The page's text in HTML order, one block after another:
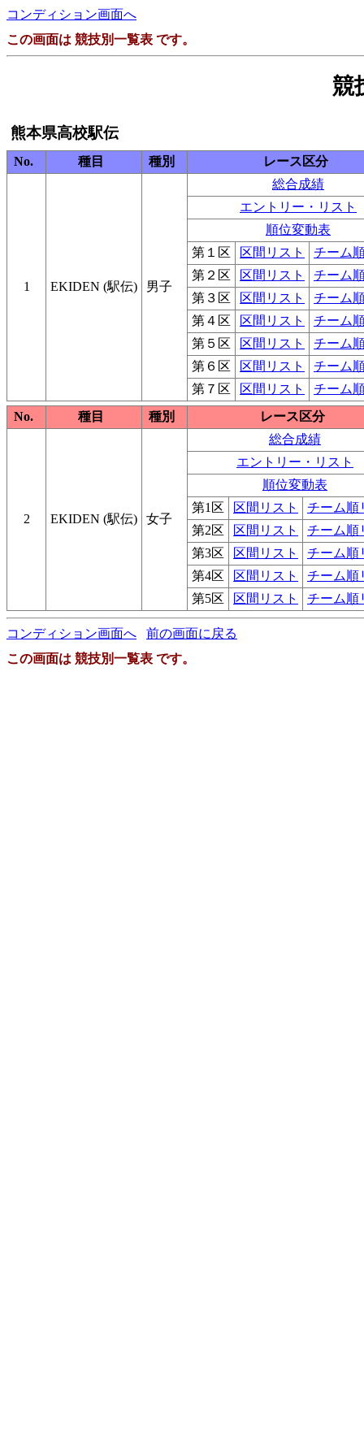
コンディション画面へ
この画面は 競技別一覧表 です。
競
熊本県高校駅伝
No. 種目 種別 レース区分
1 EKIDEN (駅伝) 男子
総合成績
エントリー・リスト
順位変動表
第１区
区間リスト
チーム
第２区
区間リスト
チーム
第３区
区間リスト
チーム
第４区
区間リスト
チーム
第５区
区間リスト
チーム
第６区
区間リスト
チーム
第７区
区間リスト
チーム
No.
種目 種別 レース区分
2 EKIDEN (駅伝) 女子
総合成績
エントリー・リスト
順位変動表
第1区
区間リスト
チーム順
第2区
区間リスト
チーム順
第3区
区間リスト
チーム順
第4区
区間リスト
チーム順
第5区
区間リスト チーム順
コンディション画面へ
前の画面に戻る
この画面は 競技別一覧表 です。